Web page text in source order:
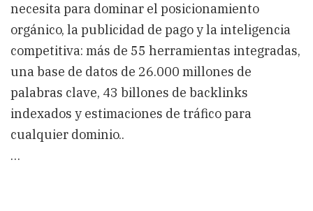
necesita para dominar el posicionamiento
orgánico, la publicidad de pago y la inteligencia
competitiva: más de 55 herramientas integradas,
una base de datos de 26.000 millones de
palabras clave, 43 billones de backlinks
indexados y estimaciones de tráfico para
cualquier dominio..
…